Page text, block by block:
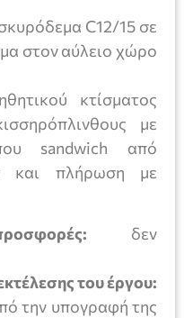
C12/15 σε
στον αύλειο χώρο
κτίσματος
με
sandwich από
και πλήρωση με
δεν
του έργου:
την υπογραφή της